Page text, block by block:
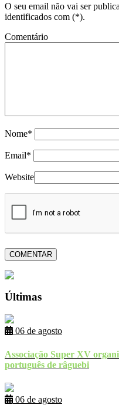
O seu email não vai ser
identificados com (*).
Comentário
Nome*
Email*
Website
Últimas
06 de agosto
Associação Super XV
português de râguebi
06 de agosto